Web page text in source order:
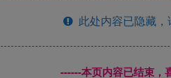
此处内容已隐藏
------本页内容已结束，